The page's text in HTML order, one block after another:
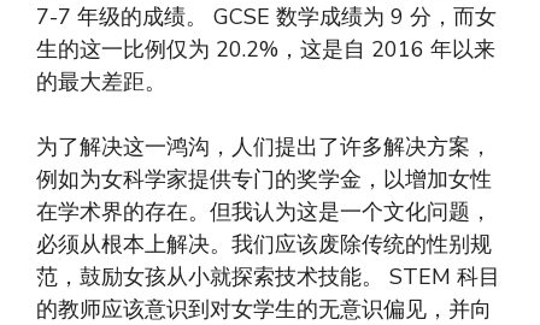
7-7 年级的成绩。 GCSE 数学成绩为 9 分，而女
生的这一比例仅为 20.2%，这是自 2016 年以来
的最大差距。
为了解决这一鸿沟，人们提出了许多解决方案，
例如为女科学家提供专门的奖学金，以增加女性
在学术界的存在。但我认为这是一个文化问题，
必须从根本上解决。我们应该废除传统的性别规
范，鼓励女孩从小就探索技术技能。 STEM 科目
的教师应该意识到对女学生的无意识偏见，并向